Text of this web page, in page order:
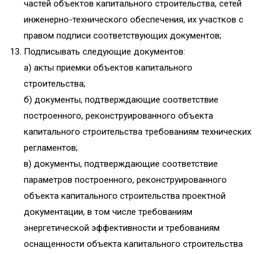
частей объектов капитального строительства, сетей
инженерно-технического обеспечения, их участков с
правом подписи соответствующих документов;
Подписывать следующие документов:
а) акты приемки объектов капитального
строительства;
б) документы, подтверждающие соответствие
построенного, реконструированного объекта
капитального строительства требованиям технических
регламентов;
в) документы, подтверждающие соответствие
параметров построенного, реконструированного
объекта капитального строительства проектной
документации, в том числе требованиям
энергетической эффективности и требованиям
оснащенности объекта капитального строительства